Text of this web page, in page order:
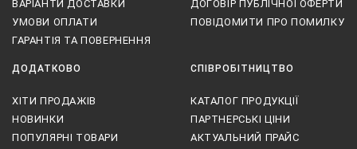
ВАРІАНТИ ДОСТАВКИ
УМОВИ ОПЛАТИ
ГАРАНТІЯ ТА ПОВЕРНЕННЯ
ДОГОВІР ПУБЛІЧНОЇ ОФЕРТИ
ПОВІДОМИТИ ПРО ПОМИЛКУ
ДОДАТКОВО
ХІТИ ПРОДАЖІВ
НОВИНКИ
ПОПУЛЯРНІ ТОВАРИ
СПІВРОБІТНИЦТВО
КАТАЛОГ ПРОДУКЦІЇ
ПАРТНЕРСЬКІ ЦІНИ
АКТУАЛЬНИЙ ПРАЙС